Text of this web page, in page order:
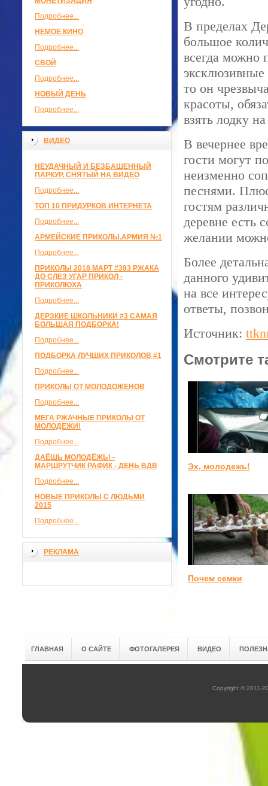
Подробнее...
НЕМОЕ КИНО
Подробнее...
СВОЙ
Подробнее...
НОВЫЙ ДЕНЬ
Подробнее...
ВИДЕО
НЕУДАЧНЫЙ И БЕЗБАШЕННЫЙ
ПАРКУР, СНЯТЫЙ НА ВИДЕО
Подробнее...
ТОП 10 ПРИДУРКОВ ИНТЕРНЕТА
Подробнее...
АРМЕЙСКИЕ ПРИКОЛЫ.АРМИЯ №1
Подробнее...
ПРИКОЛЫ 2018 МАРТ #393 РЖАКА
ДО СЛЕЗ УГАР ПРИКОЛ -
ПРИКОЛЮХА
Подробнее...
ДЕРЗКИЕ ШКОЛЬНИКИ #3 САМАЯ
БОЛЬШАЯ ПОДБОРКА!
Подробнее...
ПОДБОРКА ЛУЧШИХ ПРИКОЛОВ #1
Подробнее...
ПРИКОЛЫ ОТ МОЛОДОЖЕНОВ
Подробнее...
МЕГА РЖАЧНЫЕ ПРИКОЛЫ ОТ
МОЛОДЕЖИ!
Подробнее...
ДАЁШЬ МОЛОДЁЖЬ! -
МАРШРУТЧИК РАФИК - ДЕНЬ ВДВ
Подробнее...
НОВЫЕ ПРИКОЛЫ С ЛЮДЬМИ
2015
Подробнее...
РЕКЛАМА
В пределах
большое
всегда можно
эксклюзивные
то он
красоты,
взять лодку
В вечернее
гости могут
неизменно
песнями.
гостям
деревне есть
желании
Более
данного
на все
ответы,
Источник:
Смотрите
Эх, молодежь!
Почем семки
ГЛАВНАЯ О САЙТЕ ФОТОГАЛЕРЕЯ ВИДЕО
Copyright © 2011-